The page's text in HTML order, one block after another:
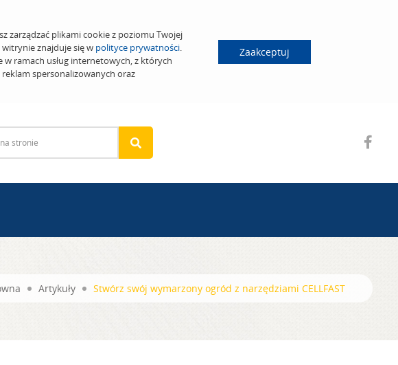
zarządzać plikami cookie z poziomu Twojej
znajduje się w polityce prywatności.
ramach usług internetowych, z których
spersonalizowanych oraz
Zaakceptuj
Artykuły Stwórz swój wymarzony ogród z narzędziami CELLFAST